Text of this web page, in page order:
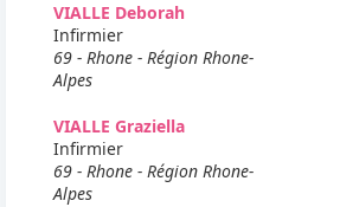
VIALLE Deborah
Infirmier
69 - Rhone - Région Rhone-
Alpes
VIALLE Graziella
Infirmier
69 - Rhone - Région Rhone-
Alpes